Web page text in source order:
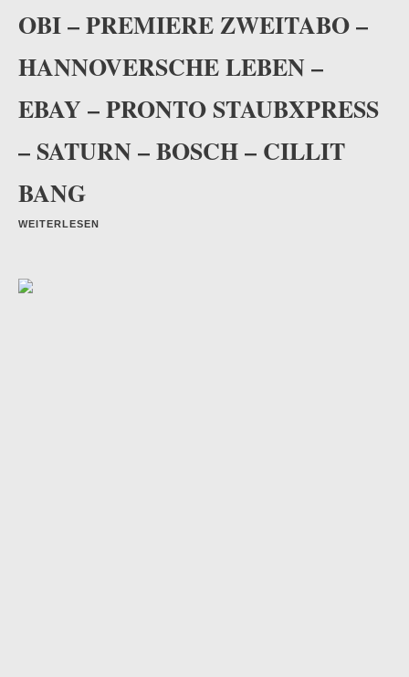
OBI – PREMIERE ZWEITABO –
HANNOVERSCHE LEBEN –
EBAY – PRONTO STAUBXPRESS
– SATURN – BOSCH – CILLIT
BANG
WEITERLESEN